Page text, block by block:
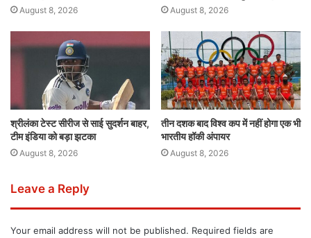
August 8, 2026 August 8, 2026
श्रीलंका टेस्ट सीरीज से साई सुदर्शन बाहर,
टीम इंडिया को बड़ा झटका
August 8, 2026
तीन दशक बाद विश्व कप में नहीं होगा एक भी
भारतीय हॉकी अंपायर
August 8, 2026
Leave a Reply
Your email address will not be published. Required fields are